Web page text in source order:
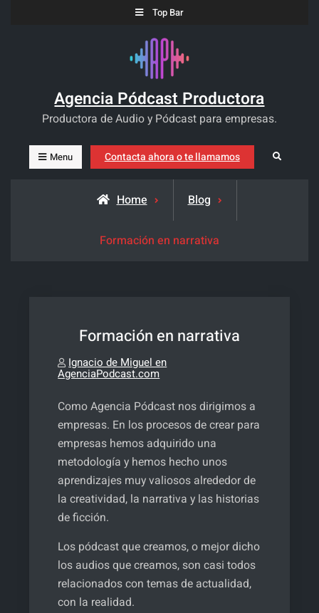
Top Bar
Agencia Pódcast Productora
Productora de Audio y Pódcast para empresas.
Menu Search
Contacta ahora o te llamamos
Home Blog
Formación en narrativa
Formación en narrativa
Ignacio de Miguel en
AgenciaPodcast.com
Como Agencia Pódcast nos dirigimos a
empresas. En los procesos de crear para
empresas hemos adquirido una
metodología y hemos hecho unos
aprendizajes muy valiosos alrededor de
la creatividad, la narrativa y las historias
de ficción.
Los pódcast que creamos, o mejor dicho
los audios que creamos, son casi todos
relacionados con temas de actualidad,
con la realidad.